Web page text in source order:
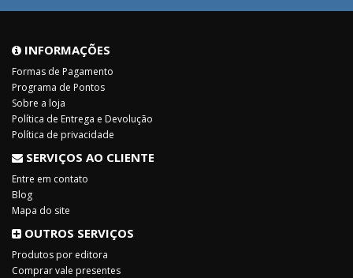
INFORMAÇÕES
Formas de Pagamento
Programa de Pontos
Sobre a loja
Política de Entrega e Devolução
Política de privacidade
SERVIÇOS AO CLIENTE
Entre em contato
Blog
Mapa do site
OUTROS SERVIÇOS
Produtos por editora
Comprar vale presentes